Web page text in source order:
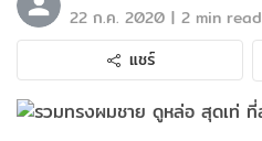
22 ก.ค. 2020 | 2 min read
แชร์